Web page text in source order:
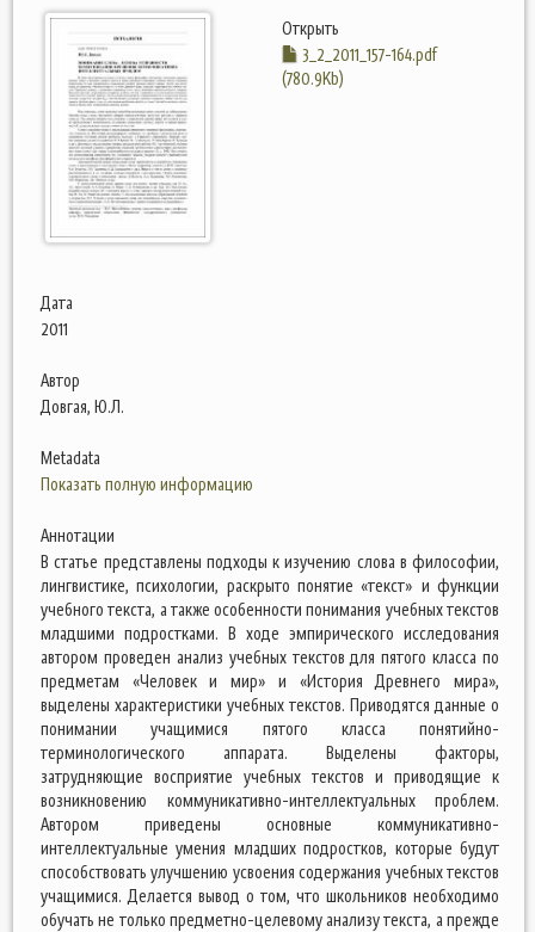
Открыть
3_2_2011_157-164.pdf
(780.9Kb)
Дата
2011
Автор
Довгая, Ю.Л.
Metadata
Показать полную информацию
Аннотации
В статье представлены подходы к изучению слова в философии,
лингвистике, психологии, раскрыто понятие «текст» и функции
учебного текста, а также особенности понимания учебных текстов
младшими подростками. В ходе эмпирического исследования
автором проведен анализ учебных текстов для пятого класса по
предметам «Человек и мир» и «История Древнего мира»,
выделены характеристики учебных текстов. Приводятся данные о
понимании учащимися пятого класса понятийно-
терминологического аппарата. Выделены факторы,
затрудняющие восприятие учебных текстов и приводящие к
возникновению коммуникативно-интеллектуальных проблем.
Автором приведены основные коммуникативно-
интеллектуальные умения младших подростков, которые будут
способствовать улучшению усвоения содержания учебных текстов
учащимися. Делается вывод о том, что школьников необходимо
обучать не только предметно-целевому анализу текста, а прежде